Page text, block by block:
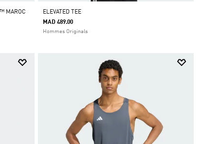
MAROC
ELEVATED TEE
MAD 489.00
Hommes Originals